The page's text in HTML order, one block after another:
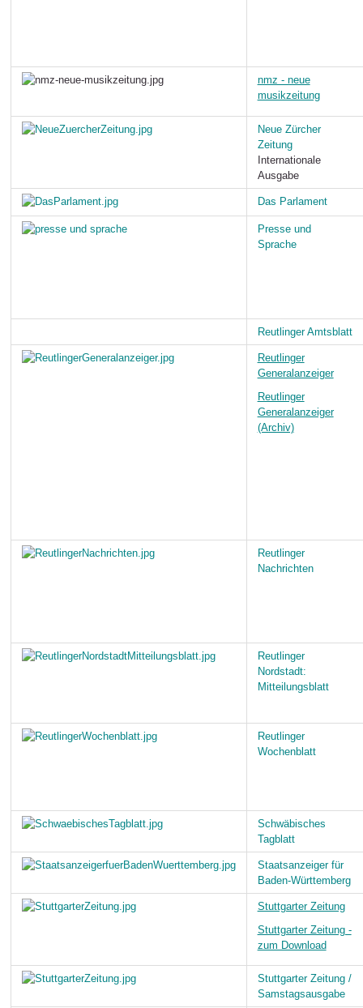
nmz - neue
musikzeitung
Neue Zürcher
Zeitung
Internationale
Ausgabe
Das Parlament
Presse und
Sprache
Reutlinger Amtsblatt
Reutlinger
Generalanzeiger
Reutlinger
Generalanzeiger
(Archiv)
Reutlinger
Nachrichten
Reutlinger
Nordstadt:
Mitteilungsblatt
Reutlinger
Wochenblatt
Schwäbisches
Tagblatt
Staatsanzeiger für
Baden-Württemberg
Stuttgarter Zeitung
Stuttgarter Zeitung -
zum Download
Stuttgarter Zeitung /
Samstagsausgabe